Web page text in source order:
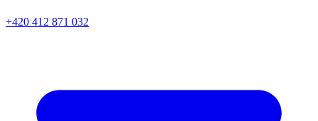
+420 412 871 032